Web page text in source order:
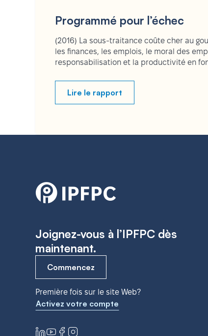
Programmé pour l’échec
(2016) La sous-traitance coûte cher au
les finances, les emplois, le moral des
responsabilisation et la productivité en
Lire le rapport
Joignez-vous à l’IPFPC dès
maintenant.
Commencez
Première fois sur le site Web?
Activez votre compte